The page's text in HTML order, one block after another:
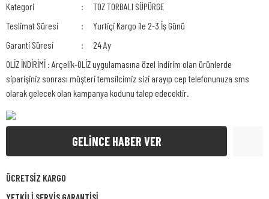
Kategori
TOZ TORBALI SÜPÜRGE
Teslimat Süresi
Yurtiçi Kargo ile 2-3 İş Günü
Garanti Süresi
24 Ay
OLİZ İNDİRİMİ : Arçelik-OLİZ uygulamasına özel indirim olan ürünlerde
siparişiniz sonrası müşteri temsilcimiz sizi arayıp cep telefonunuza sms
olarak gelecek olan kampanya kodunu talep edecektir.
GELİNCE HABER VER
ÜCRETSİZ KARGO